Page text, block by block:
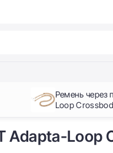
Ремень через
Loop
Adapta-Loop